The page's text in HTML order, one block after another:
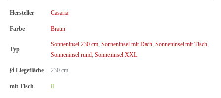
Hersteller Casaria
Farbe Braun
Typ
Sonneninsel 230 cm, Sonneninsel mit Dach, Sonneninsel mit Tisch,
Sonneninsel rund, Sonneninsel XXL
Ø Liegefläche 230 cm
mit Tisch